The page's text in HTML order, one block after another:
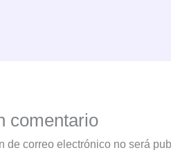
comentario
de correo electrónico no será